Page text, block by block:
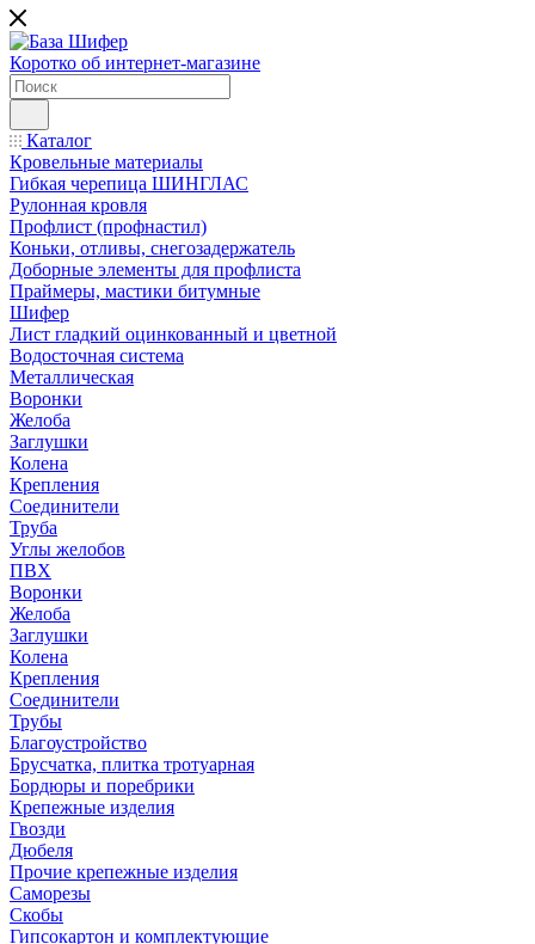
Коротко об интернет-магазине
Каталог
Кровельные материалы
Гибкая черепица ШИНГЛАС
Рулонная кровля
Профлист (профнастил)
Коньки, отливы, снегозадержатель
Доборные элементы для профлиста
Праймеры, мастики битумные
Шифер
Лист гладкий оцинкованный и цветной
Водосточная система
Металлическая
Воронки
Желоба
Заглушки
Колена
Крепления
Соединители
Труба
Углы желобов
ПВХ
Воронки
Желоба
Заглушки
Колена
Крепления
Соединители
Трубы
Благоустройство
Брусчатка, плитка тротуарная
Бордюры и поребрики
Крепежные изделия
Гвозди
Дюбеля
Прочие крепежные изделия
Саморезы
Скобы
Гипсокартон и комплектующие